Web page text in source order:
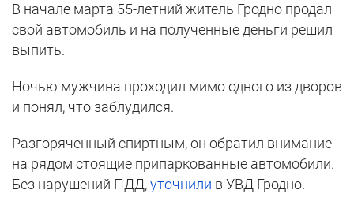
В начале марта 55-летний житель Гродно продал
свой автомобиль и на полученные деньги решил
выпить.
Ночью мужчина проходил мимо одного из дворов
и понял, что заблудился.
Разгоряченный спиртным, он обратил внимание
на рядом стоящие припаркованные автомобили.
Без нарушений ПДД,уточнили в УВД Гродно.